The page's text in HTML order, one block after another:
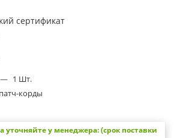
сертификат
— 1 Шт.
корды
уточняйте у менеджера: (срок поставки